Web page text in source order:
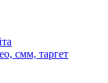
смм, таргет